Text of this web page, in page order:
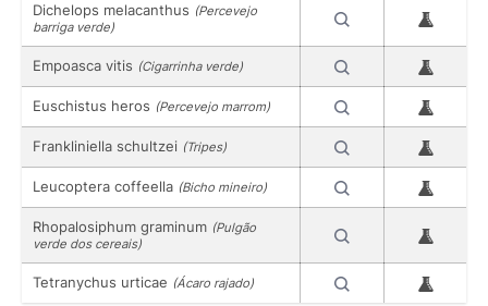
Dichelops melacanthus (Percevejo
barriga verde)
Empoasca vitis (Cigarrinha verde)
Euschistus heros (Percevejo marrom)
Frankliniella schultzei (Tripes)
Leucoptera coffeella (Bicho mineiro)
Rhopalosiphum graminum (Pulgão
verde dos cereais)
Tetranychus urticae (Ácaro rajado)